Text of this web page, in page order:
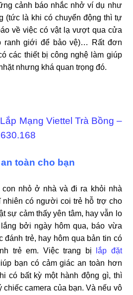
cảnh báo nhắc nhở ví dụ như
(tức là khi có chuyển động thì tự
về việc có vật lạ vượt qua cửa
ranh giới để bảo vệ)… Rất đơn
các thiết bị công nghệ làm giúp
nhưng khá quan trọng đó.
Mạng Viettel Trà Bồng –
toàn cho bạn
nhỏ ở nhà và đi ra khỏi nhà
nhiên có người coi trẻ hỗ trợ cho
sự cảm thấy yên tâm, hay vẫn lo
bởi ngày hôm qua, báo vừa
đánh trẻ, hay hôm qua bản tin có
trẻ em. Việc trang bị
lắp đặt
bạn có cảm giác an toàn hơn
có bất kỳ một hành động gì, thì
camera của bạn. Và nếu vô